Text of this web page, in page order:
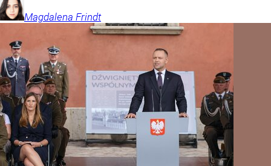
Magdalena Frindt